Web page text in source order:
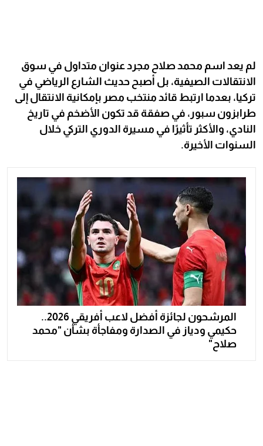
لم يعد اسم محمد صلاح مجرد عنوان متداول في سوق
الانتقالات الصيفية، بل أصبح حديث الشارع الرياضي في
تركيا، بعدما ارتبط قائد منتخب مصر بإمكانية الانتقال إلى
طرابزون سبور، في صفقة قد تكون الأضخم في تاريخ
النادي، والأكثر تأثيرًا في مسيرة الدوري التركي خلال
السنوات الأخيرة.
المرشحون لجائزة أفضل لاعب أفريقي 2026..
حكيمي ودياز في الصدارة ومفاجأة بشأن "محمد
صلاح"